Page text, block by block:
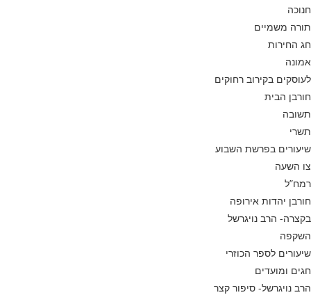
חנוכה
תורה משמיים
חג החירות
אמונה
לעוסקים בקירוב רחוקים
חורבן הבית
תשובה
תשרי
שיעורים בפרשת השבוע
צו השעה
רמח”ל
חורבן יהדות אירופה
בקצרה- הרב נויגרשל
השקפה
שיעורים לספר הכוזרי
חגים ומועדים
הרב נויגרשל- סיפור קצר